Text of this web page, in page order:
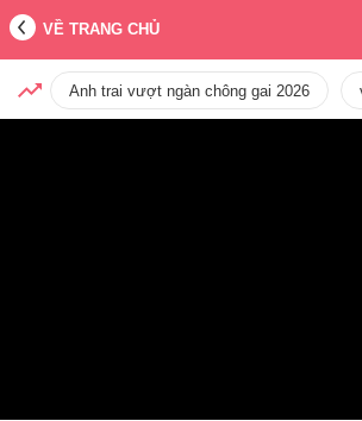
VỀ TRANG CHỦ
Anh trai vượt ngàn chông gai 2026